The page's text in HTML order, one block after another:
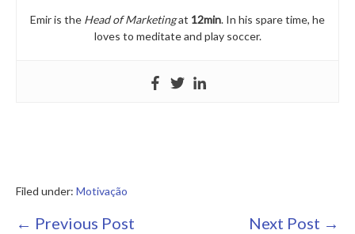
Emir is the Head of Marketingat 12min. In his spare time, he
loves to meditate and play soccer.
Filed under: Motivação
Post
← Previous Post Next Post →